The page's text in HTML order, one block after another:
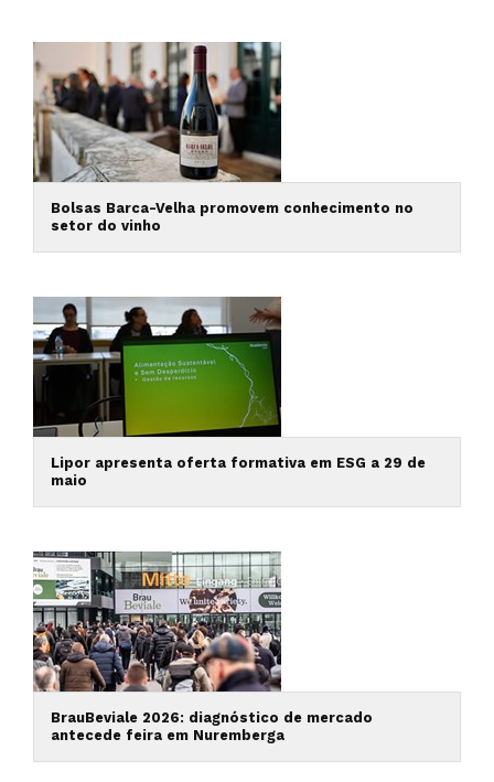
Bolsas Barca-Velha promovem conhecimento no
setor do vinho
Lipor apresenta oferta formativa em ESG a 29 de
maio
BrauBeviale 2026: diagnóstico de mercado
antecede feira em Nuremberga